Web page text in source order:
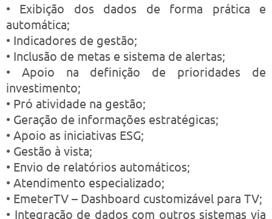
• Exibição dos dados de forma prática e
automática;
• Indicadores de gestão;
• Inclusão de metas e sistema de alertas;
• Apoio na definição de prioridades de
investimento;
• Pró atividade na gestão;
• Geração de informações estratégicas;
• Apoio as iniciativas ESG;
• Gestão à vista;
• Envio de relatórios automáticos;
• Atendimento especializado;
• EmeterTV – Dashboard customizável para TV;
• Integração de dados com outros sistemas via